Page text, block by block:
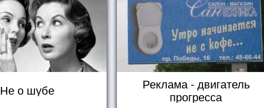
Не о шубе
Реклама - двигатель
прогресса